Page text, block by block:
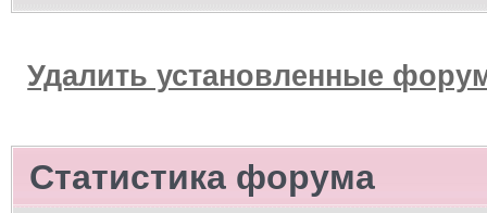
Удалить установленные
Статистика форума